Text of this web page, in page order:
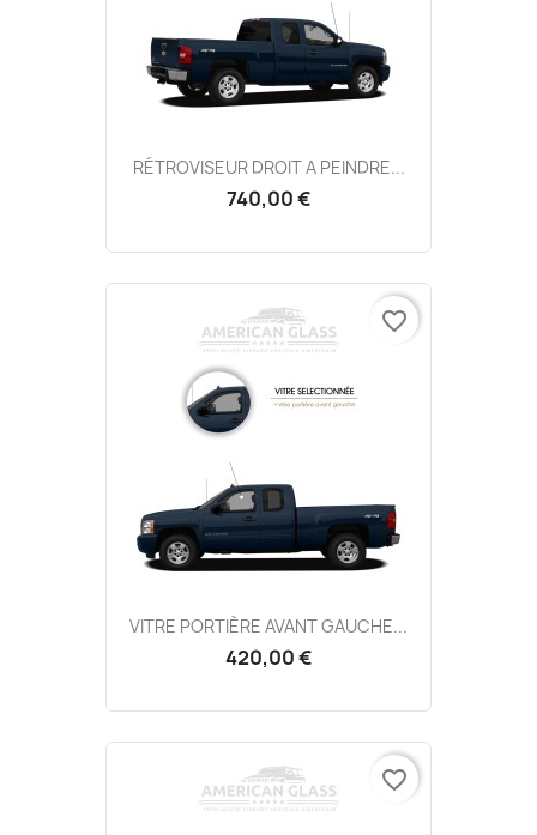
RÉTROVISEUR DROIT A PEINDRE...
740,00 €
VITRE PORTIÈRE AVANT GAUCHE...
420,00 €
favorite_border
favorite_border